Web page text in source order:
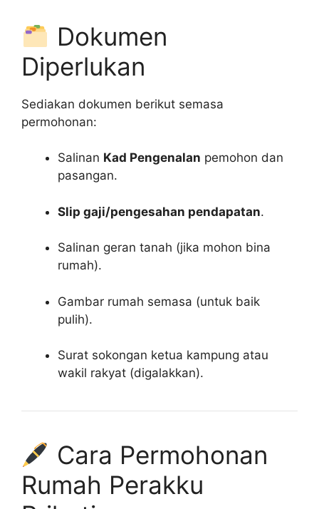
Dokumen
Diperlukan
Sediakan dokumen berikut semasa
permohonan:
Salinan Kad Pengenalan pemohon dan
pasangan.
Slip gaji/pengesahan pendapatan.
Salinan geran tanah (jika mohon bina
rumah).
Gambar rumah semasa (untuk baik
pulih).
Surat sokongan ketua kampung atau
wakil rakyat (digalakkan).
Cara Permohonan
Rumah Perakku